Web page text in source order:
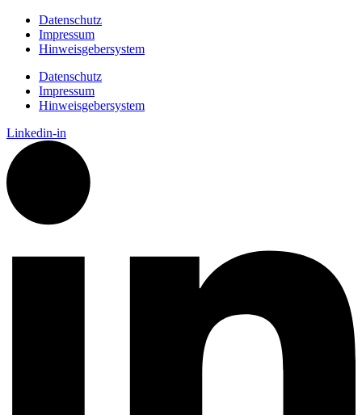
Datenschutz
Impressum
Hinweisgebersystem
Datenschutz
Impressum
Hinweisgebersystem
Linkedin-in